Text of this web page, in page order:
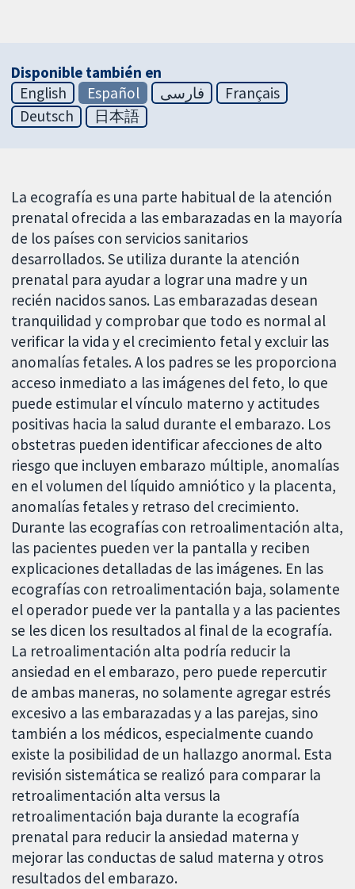
Disponible también en
English
Español فارسی
Français
Deutsch
日本語
La ecografía es una parte habitual de la atención
prenatal ofrecida a las embarazadas en la mayoría
de los países con servicios sanitarios
desarrollados. Se utiliza durante la atención
prenatal para ayudar a lograr una madre y un
recién nacidos sanos. Las embarazadas desean
tranquilidad y comprobar que todo es normal al
verificar la vida y el crecimiento fetal y excluir las
anomalías fetales. A los padres se les proporciona
acceso inmediato a las imágenes del feto, lo que
puede estimular el vínculo materno y actitudes
positivas hacia la salud durante el embarazo. Los
obstetras pueden identificar afecciones de alto
riesgo que incluyen embarazo múltiple, anomalías
en el volumen del líquido amniótico y la placenta,
anomalías fetales y retraso del crecimiento.
Durante las ecografías con retroalimentación alta,
las pacientes pueden ver la pantalla y reciben
explicaciones detalladas de las imágenes. En las
ecografías con retroalimentación baja, solamente
el operador puede ver la pantalla y a las pacientes
se les dicen los resultados al final de la ecografía.
La retroalimentación alta podría reducir la
ansiedad en el embarazo, pero puede repercutir
de ambas maneras, no solamente agregar estrés
excesivo a las embarazadas y a las parejas, sino
también a los médicos, especialmente cuando
existe la posibilidad de un hallazgo anormal. Esta
revisión sistemática se realizó para comparar la
retroalimentación alta versus la
retroalimentación baja durante la ecografía
prenatal para reducir la ansiedad materna y
mejorar las conductas de salud materna y otros
resultados del embarazo.